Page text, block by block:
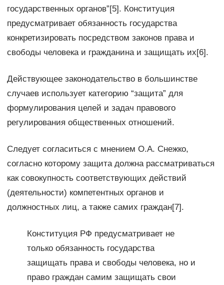
государственных органов”[5]. Конституция
предусматривает обязанность государства
конкретизировать посредством законов права и
свободы человека и гражданина и защищать их[6].
Действующее законодательство в большинстве
случаев использует категорию “защита” для
формулирования целей и задач правового
регулирования общественных отношений.
Следует согласиться с мнением О.А. Снежко,
согласно которому защита должна рассматриваться
как совокупность соответствующих действий
(деятельности) компетентных органов и
должностных лиц, а также самих граждан[7].
Конституция РФ предусматривает не
только обязанность государства
защищать права и свободы человека, но и
право граждан самим защищать свои